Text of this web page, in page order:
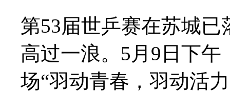
第53届世乒赛在苏城
高过一浪。5月9日下
场“羽动青春，羽动活